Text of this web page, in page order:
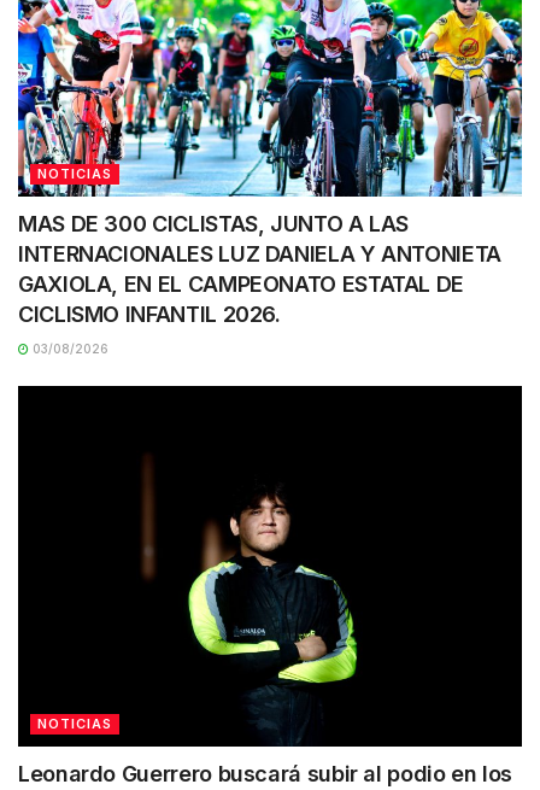
NOTICIAS
MAS DE 300 CICLISTAS, JUNTO A LAS
INTERNACIONALES LUZ DANIELA Y ANTONIETA
GAXIOLA, EN EL CAMPEONATO ESTATAL DE
CICLISMO INFANTIL 2026.
03/08/2026
NOTICIAS
Leonardo Guerrero buscará subir al podio en los